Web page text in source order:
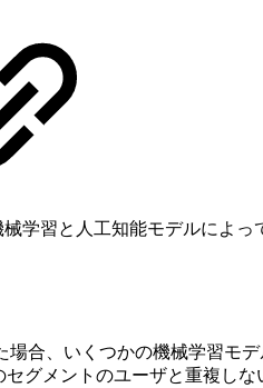
学習と人工知能モデルによ
合、いくつかの機械学習モ
グメントのユーザと重複し